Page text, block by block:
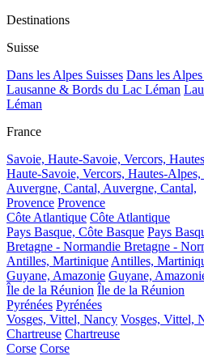
Destinations
Suisse
Dans les Alpes Suisses Dans les Alpes
Lausanne & Bords du Lac Léman
Léman
France
Savoie, Haute-Savoie, Vercors,
Haute-Savoie, Vercors, Hautes-Alpes,
Auvergne, Cantal, Auvergne, Cantal,
Provence Provence
Côte Atlantique Côte Atlantique
Pays Basque, Côte Basque Pays
Bretagne - Normandie Bretagne -
Antilles, Martinique Antilles,
Guyane, Amazonie Guyane,
Île de la Réunion Île de la Réunion
Pyrénées Pyrénées
Vosges, Vittel, Nancy Vosges, Vittel,
Chartreuse Chartreuse
Corse Corse